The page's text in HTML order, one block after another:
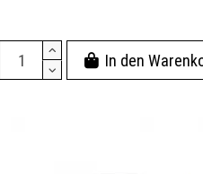
In den